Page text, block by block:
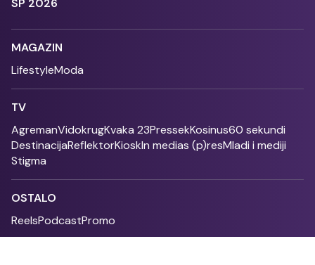
MAGAZIN
LifestyleModa
TV
AgremanVidokrugKvaka 23PressekKosinus60 sekundi
DestinacijaReflektorKioskIn medias (p)resMladi i mediji
Stigma
OSTALO
ReelsPodcastPromo